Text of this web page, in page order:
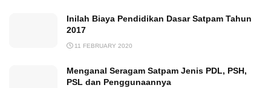
Inilah Biaya Pendidikan Dasar Satpam Tahun
2017
11 FEBRUARY 2020
Menganal Seragam Satpam Jenis PDL, PSH,
PSL dan Penggunaannya